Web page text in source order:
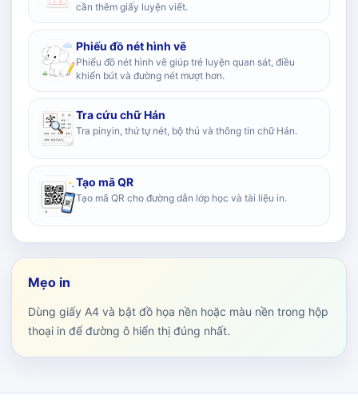
cần thêm giấy luyện viết.
Phiếu đồ nét hình vẽ
Phiếu đồ nét hình vẽ giúp trẻ luyện quan sát, điều
khiển bút và đường nét mượt hơn.
Tra cứu chữ Hán
Tra pinyin, thứ tự nét, bộ thủ và thông tin chữ Hán.
Tạo mã QR
Tạo mã QR cho đường dẫn lớp học và tài liệu in.
Mẹo in
Dùng giấy A4 và bật đồ họa nền hoặc màu nền trong hộp
thoại in để đường ô hiển thị đúng nhất.